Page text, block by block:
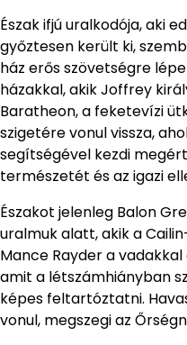
Észak ifjú uralkodója, aki
győztesen került ki,
ház erős szövetségre
házakkal, akik Joffrey
Baratheon, a feketevízi
szigetére vonul vissza,
segítségével kezdi
természetét és az igazi
Északot jelenleg Balon
uralmuk alatt, akik a
Mance Rayder a
amit a létszámhiányban
képes feltartóztatni.
vonul, megszegi az